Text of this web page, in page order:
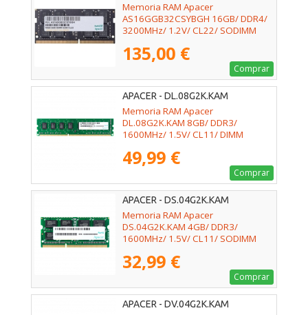
Memoria RAM Apacer
AS16GGB32CSYBGH 16GB/ DDR4/
3200MHz/ 1.2V/ CL22/ SODIMM
135,00 €
Comprar
APACER - DL.08G2K.KAM
Memoria RAM Apacer
DL.08G2K.KAM 8GB/ DDR3/
1600MHz/ 1.5V/ CL11/ DIMM
49,99 €
Comprar
APACER - DS.04G2K.KAM
Memoria RAM Apacer
DS.04G2K.KAM 4GB/ DDR3/
1600MHz/ 1.5V/ CL11/ SODIMM
32,99 €
Comprar
APACER - DV.04G2K.KAM